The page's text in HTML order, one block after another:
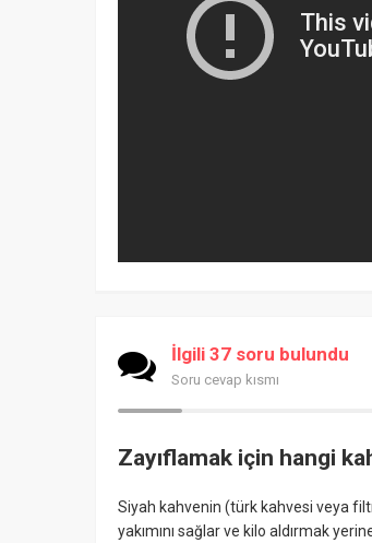
İlgili 37 soru bulundu
Soru cevap kısmı
Zayıflamak için hangi
Siyah kahvenin (türk kahvesi veya
yakımını sağlar ve kilo aldırmak